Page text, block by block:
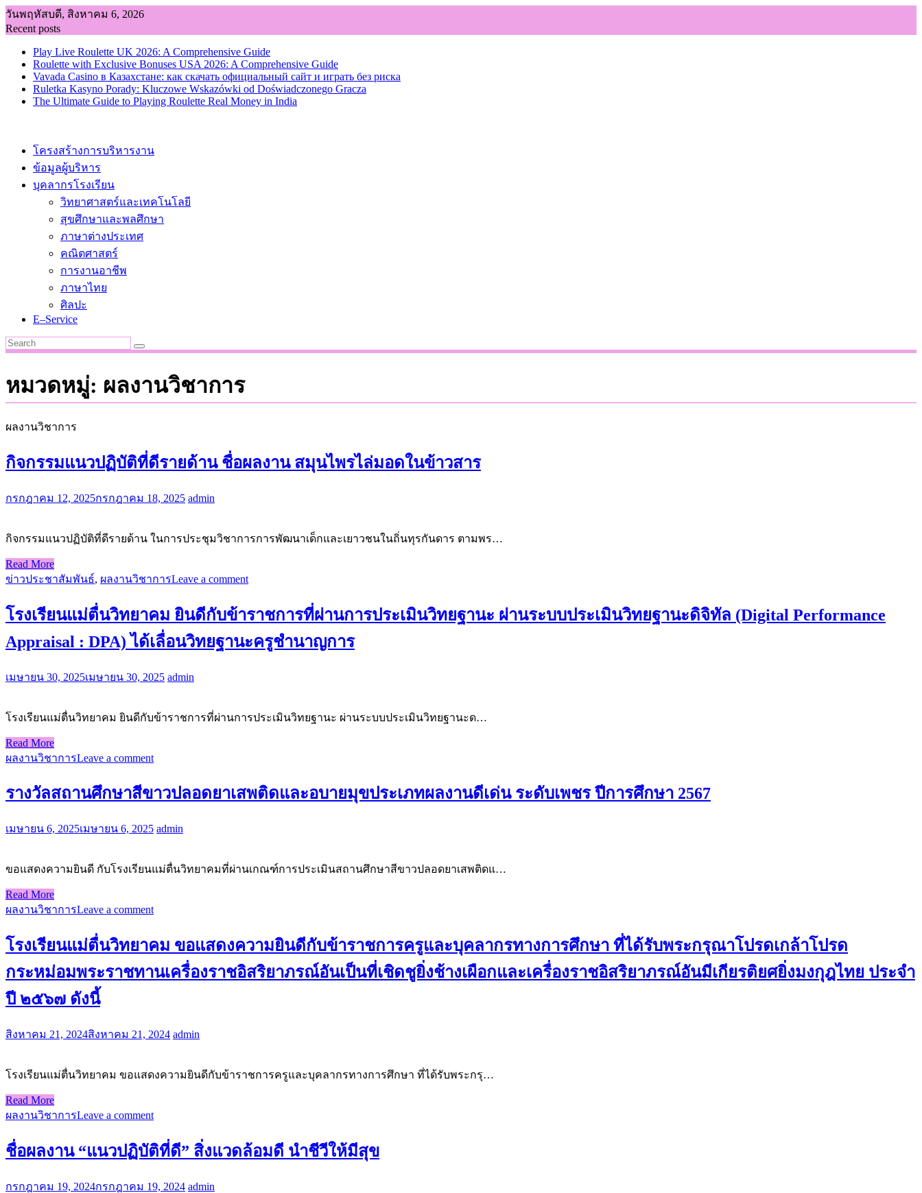
Skip
to
content
วันพฤหัสบดี, สิงหาคม 6, 2026
Recent posts
Play Live Roulette UK 2026: A Comprehensive Guide
Roulette with Exclusive Bonuses USA 2026: A Comprehensive Guide
Vavada Casino в Казахстане: как скачать официальный сайт и играть без риска
Ruletka Kasyno Porady: Kluczowe Wskazówki od Doświadczonego Gracza
The Ultimate Guide to Playing Roulette Real Money in India
โครงสร้างการบริหารงาน
ข้อมูลผู้บริหาร
บุคลากรโรงเรียน
วิทยาศาสตร์และเทคโนโลยี
สุขศึกษาและพลศึกษา
ภาษาต่างประเทศ
คณิตศาสตร์
การงานอาชีพ
ภาษาไทย
ศิลปะ
E–Service
หมวดหมู่: ผลงานวิชาการ
ผลงานวิชาการ
กิจกรรมแนวปฏิบัติที่ดีรายด้าน ชื่อผลงาน สมุนไพรไล่มอดในข้าวสาร
กรกฎาคม 12, 2025กรกฎาคม 18, 2025 admin
กิจกรรมแนวปฏิบัติที่ดีรายด้าน ในการประชุมวิชาการการพัฒนาเด็กและเยาวชนในถิ่นทุรกันดาร ตามพร…
Read More
ข่าวประชาสัมพันธ์, ผลงานวิชาการLeave a comment
โรงเรียนแม่ตื่นวิทยาคม ยินดีกับข้าราชการที่ผ่านการประเมินวิทยฐานะ ผ่านระบบประเมินวิทยฐานะดิจิทัล (Digital Performance
Appraisal : DPA) ได้เลื่อนวิทยฐานะครูชำนาญการ
เมษายน 30, 2025เมษายน 30, 2025 admin
โรงเรียนแม่ตื่นวิทยาคม ยินดีกับข้าราชการที่ผ่านการประเมินวิทยฐานะ ผ่านระบบประเมินวิทยฐานะด…
Read More
ผลงานวิชาการLeave a comment
รางวัลสถานศึกษาสีขาวปลอดยาเสพติดและอบายมุขประเภทผลงานดีเด่น ระดับเพชร ปีการศึกษา 2567
เมษายน 6, 2025เมษายน 6, 2025 admin
ขอแสดงความยินดี กับโรงเรียนแม่ตื่นวิทยาคมที่ผ่านเกณฑ์การประเมินสถานศึกษาสีขาวปลอดยาเสพติดแ…
Read More
ผลงานวิชาการLeave a comment
โรงเรียนแม่ตื่นวิทยาคม ขอแสดงความยินดีกับข้าราชการครูและบุคลากรทางการศึกษา ที่ได้รับพระกรุณาโปรดเกล้าโปรด
กระหม่อมพระราชทานเครื่องราชอิสริยาภรณ์อันเป็นที่เชิดชูยิ่งช้างเผือกและเครื่องราชอิสริยาภรณ์อันมีเกียรติยศยิ่งมงกุฎไทย ประจำ
ปี ๒๕๖๗ ดังนี้
สิงหาคม 21, 2024สิงหาคม 21, 2024 admin
โรงเรียนแม่ตื่นวิทยาคม ขอแสดงความยินดีกับข้าราชการครูและบุคลากรทางการศึกษา ที่ได้รับพระกรุ…
Read More
ผลงานวิชาการLeave a comment
ชื่อผลงาน “แนวปฏิบัติที่ดี” สิ่งแวดล้อมดี นำชีวีให้มีสุข
กรกฎาคม 19, 2024กรกฎาคม 19, 2024 admin